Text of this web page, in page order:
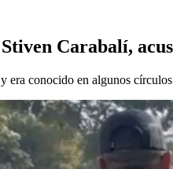
Carabalí,
conocido en algunos